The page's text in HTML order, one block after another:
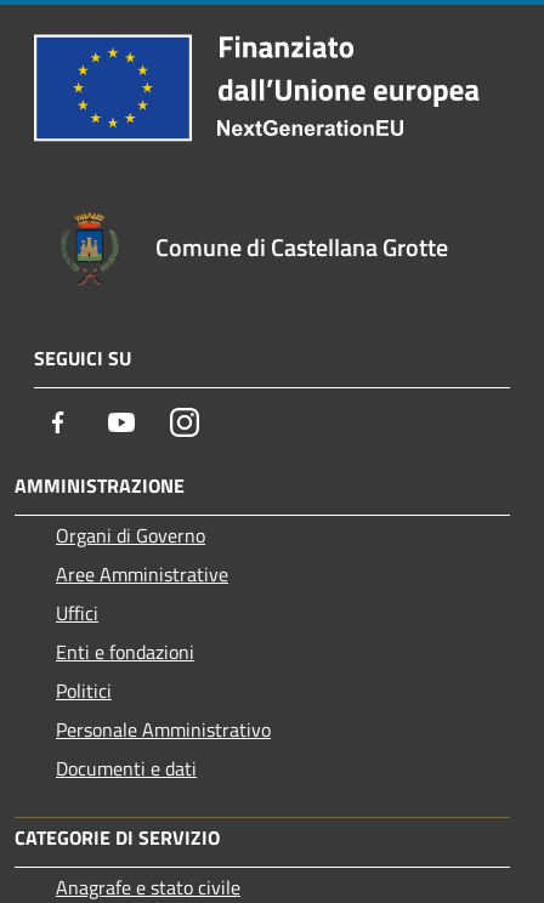
Comune di Castellana Grotte
SEGUICI SU
Facebook YoutubeInstagram
AMMINISTRAZIONE
Organi di Governo
Aree Amministrative
Uffici
Enti e fondazioni
Politici
Personale Amministrativo
Documenti e dati
CATEGORIE DI SERVIZIO
Anagrafe e stato civile